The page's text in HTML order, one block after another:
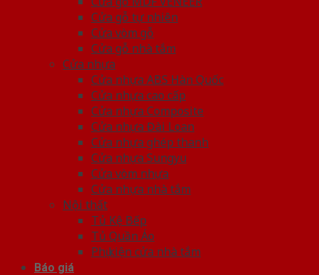
Cửa gỗ tự nhiên
Cửa vòm gỗ
Cửa gỗ nhà tắm
Cửa nhựa
Cửa nhựa ABS Hàn Quốc
Cửa nhựa cao cấp
Cửa nhựa Composite
Cửa nhựa Đài Loan
Cửa nhựa ghép thanh
Cửa nhựa Sungyu
Cửa vòm nhựa
Cửa nhựa nhà tắm
Nội thất
Tủ Kệ Bếp
Tủ Quần Áo
Phụ kiện cửa nhà tắm
Báo giá